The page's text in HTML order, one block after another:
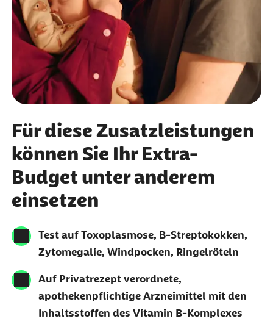
Für diese Zusatzleistungen
können Sie Ihr Extra-
Budget unter anderem
einsetzen
Test auf Toxoplasmose, B-Streptokokken,
Zytomegalie, Windpocken, Ringelröteln
Auf Privatrezept verordnete,
apothekenpflichtige Arzneimittel mit den
Inhaltsstoffen des Vitamin B-Komplexes